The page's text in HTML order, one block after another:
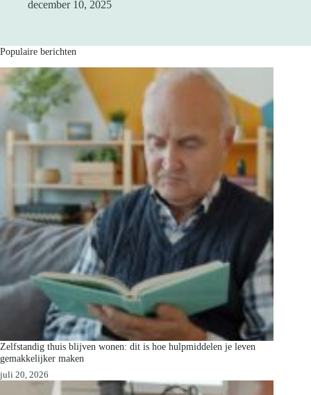
december 10, 2025
Populaire berichten
Zelfstandig thuis blijven wonen: dit is hoe hulpmiddelen je leven
gemakkelijker maken
juli 20, 2026